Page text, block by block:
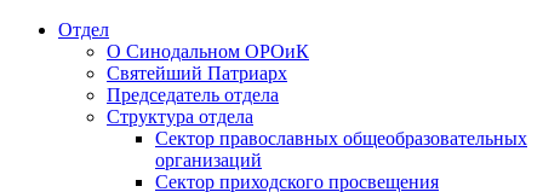
Отдел
О Синодальном ОРОиК
Святейший Патриарх
Председатель отдела
Структура отдела
Сектор православных общеобразовательных
организаций
Сектор приходского просвещения